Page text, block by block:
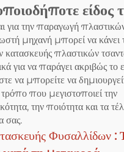
είδος
για την παραγωγή
μηχανή μπορεί να κάνει
κατασκευής πλαστικών
για να παράγει ακριβώς το
να μπορείτε να
που μεγιστοποιεί την
την ποιότητα και τα
σας.
Φυσαλλίδων :